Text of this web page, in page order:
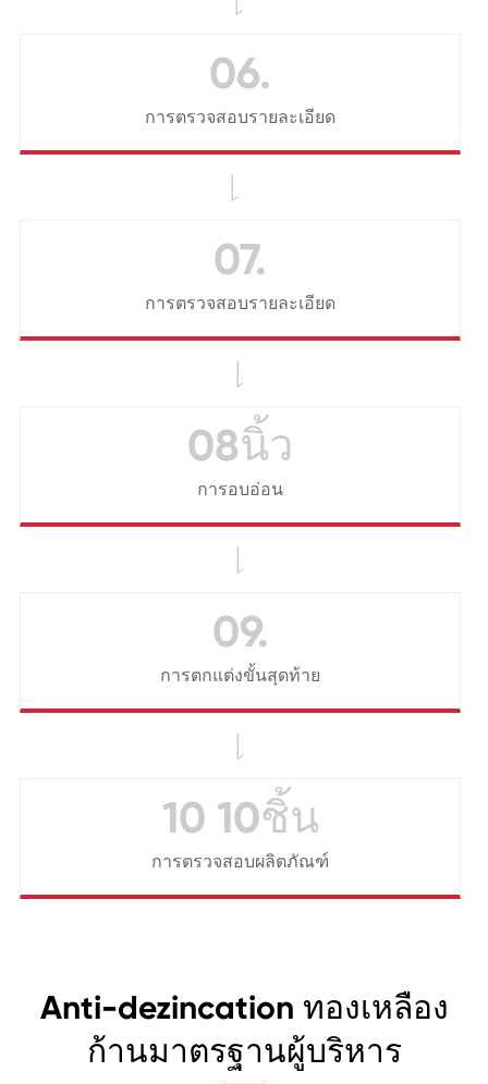
06.
การตรวจสอบรายละเอียด

07.
การตรวจสอบรายละเอียด

08นิ้ว
การอบอ่อน

09.
การตกแต่งขั้นสุดท้าย

10 10ชิ้น
การตรวจสอบผลิตภัณฑ์
Anti-dezincation ทองเหลือง
ก้านมาตรฐานผู้บริหาร